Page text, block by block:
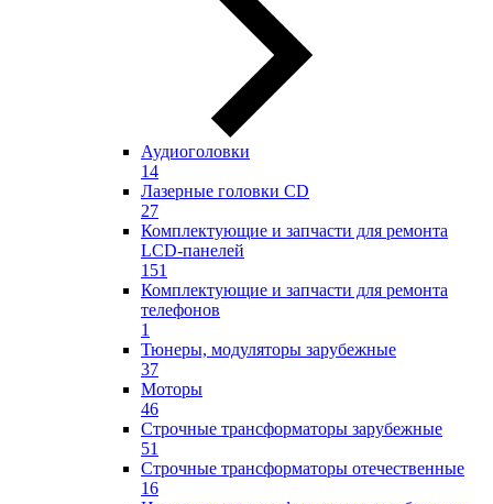
Аудиоголовки
14
Лазерные головки CD
27
Комплектующие и запчасти для ремонта
LCD-панелей
151
Комплектующие и запчасти для ремонта
телефонов
1
Тюнеры, модуляторы зарубежные
37
Моторы
46
Строчные трансформаторы зарубежные
51
Строчные трансформаторы отечественные
16